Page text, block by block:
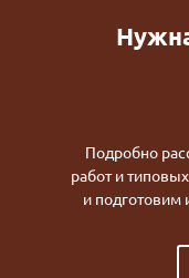
Подробно
работ и
и подготовим